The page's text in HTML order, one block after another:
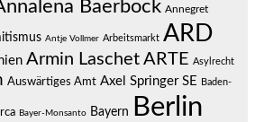
Baerbock Annegret
Antje Vollmer Arbeitsmarkt ARD
Armin Laschet ARTE Asylrecht
Auswärtiges Amt Axel Springer SE Baden-
Bayer-Monsanto Bayern Berlin